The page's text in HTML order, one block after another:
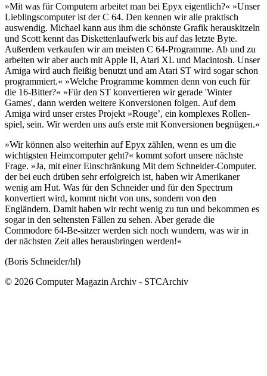
»Mit was für Computern arbeitet man bei Epyx eigentlich?« »Unser
Lieblingscomputer ist der C 64. Den kennen wir alle praktisch
auswendig. Michael kann aus ihm die schönste Grafik herauskitzeln
und Scott kennt das Diskettenlaufwerk bis auf das letzte Byte.
Außerdem verkaufen wir am meisten C 64-Programme. Ab und zu
arbeiten wir aber auch mit Apple II, Atari XL und Macintosh. Unser
Amiga wird auch fleißig benutzt und am Atari ST wird sogar schon
programmiert.« »Welche Programme kommen denn von euch für
die 16-Bitter?« »Für den ST konvertieren wir gerade 'Winter
Games', dann werden weitere Konversionen folgen. Auf dem
Amiga wird unser erstes Projekt »Rouge’, ein komplexes Rollen-
spiel, sein. Wir werden uns aufs erste mit Konversionen begnügen.«
»Wir können also weiterhin auf Epyx zählen, wenn es um die
wichtigsten Heimcomputer geht?« kommt sofort unsere nächste
Frage. »Ja, mit einer Einschränkung Mit dem Schneider-Computer.
der bei euch drüben sehr erfolgreich ist, haben wir Amerikaner
wenig am Hut. Was für den Schneider und für den Spectrum
konvertiert wird, kommt nicht von uns, sondern von den
Engländern. Damit haben wir recht wenig zu tun und bekommen es
sogar in den seltensten Fällen zu sehen. Aber gerade die
Commodore 64-Be-sitzer werden sich noch wundern, was wir in
der nächsten Zeit alles herausbringen werden!«
(Boris Schneider/hl)
© 2026 Computer Magazin Archiv - STCArchiv